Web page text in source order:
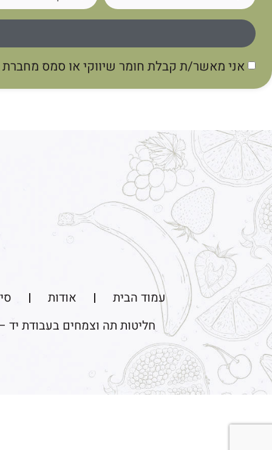
אני מאשר/ת קבלת חומר שיווקי או סמס מחברת
עמוד הבית אודות
חליטות תה וצמחים בעבודת יד